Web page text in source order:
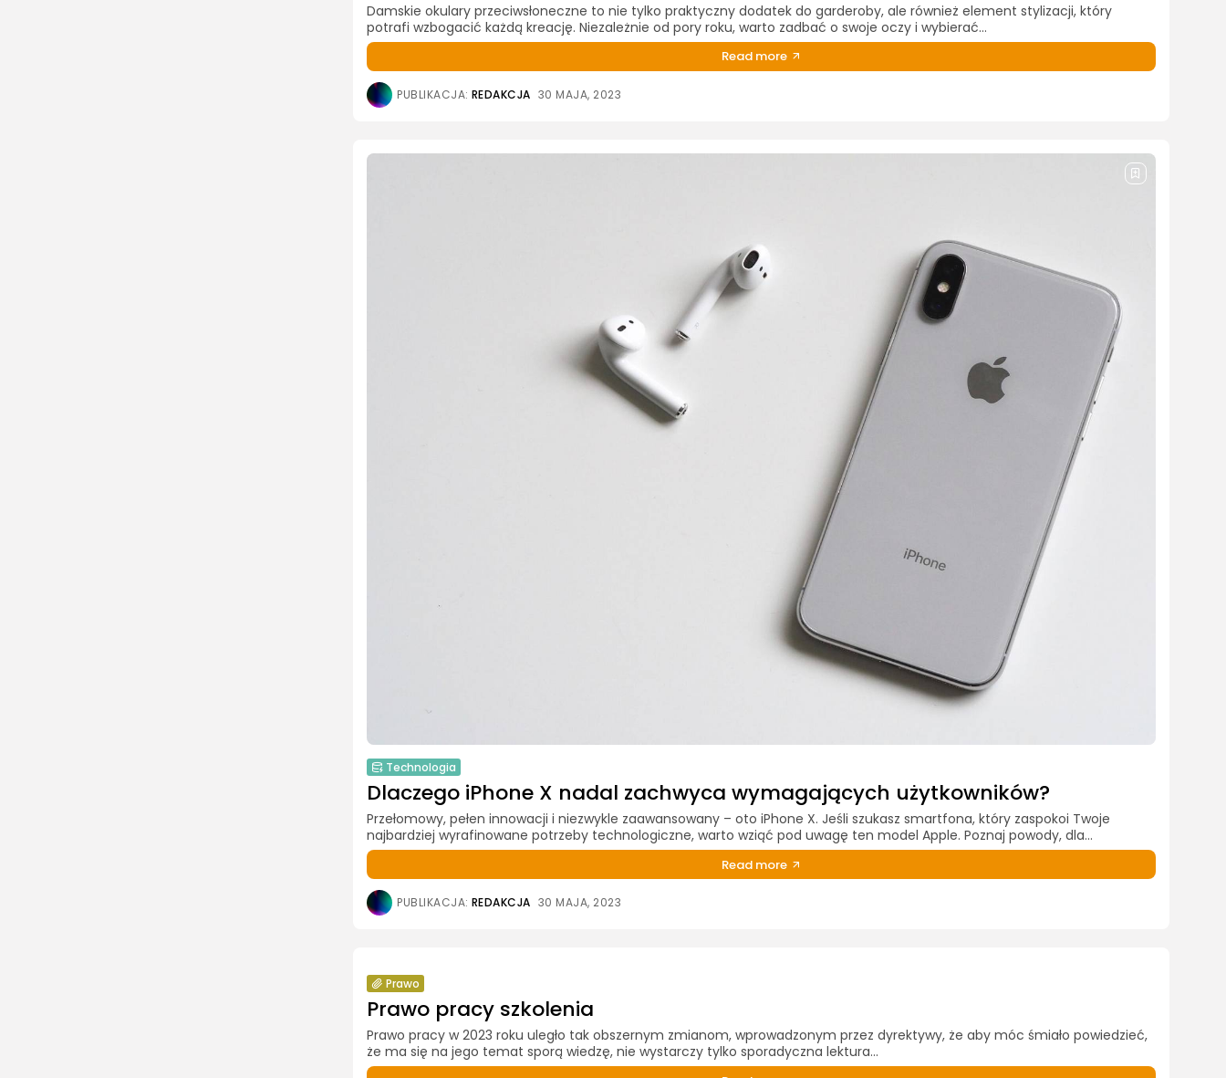
Damskie okulary przeciwsłoneczne to nie tylko praktyczny dodatek do garderoby, ale również element stylizacji, który
potrafi wzbogacić każdą kreację. Niezależnie od pory roku, warto zadbać o swoje oczy i wybierać...
Read more
PUBLIKACJA: REDAKCJA 30 MAJA, 2023
Technologia
Dlaczego iPhone X nadal zachwyca wymagających użytkowników?
Przełomowy, pełen innowacji i niezwykle zaawansowany – oto iPhone X. Jeśli szukasz smartfona, który zaspokoi Twoje
najbardziej wyrafinowane potrzeby technologiczne, warto wziąć pod uwagę ten model Apple. Poznaj powody, dla...
Read more
PUBLIKACJA: REDAKCJA 30 MAJA, 2023
Prawo
Prawo pracy szkolenia
Prawo pracy w 2023 roku uległo tak obszernym zmianom, wprowadzonym przez dyrektywy, że aby móc śmiało powiedzieć,
że ma się na jego temat sporą wiedzę, nie wystarczy tylko sporadyczna lektura...